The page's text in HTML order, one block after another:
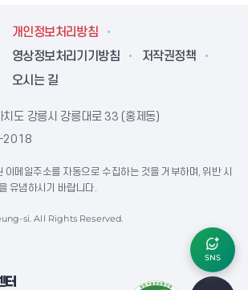
개인정보처리방침
영상정보처리기기방침
저작권정책
오시는 길
도 강릉시 강릉대로 33 (홍제동)
이메일주소를 자동으로 수집하는 것을 거부하며, 위반 시
유념하시기 바랍니다.
si. All Rights Reserved.
터
SNS